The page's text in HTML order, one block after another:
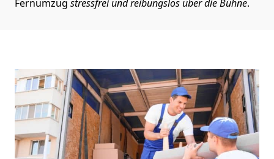
Fernumzug stressfrei und reibungslos über die Bühne.